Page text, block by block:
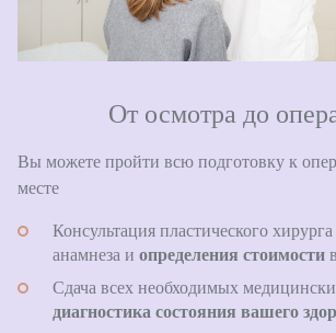
От осмотра до
Вы можете пройти всю подготовку к
месте
Консультация пластического хирурга
анамнеза и ​​​​​​​ определения стоимости
Сдача всех необходимых
диагностика состояния вашего